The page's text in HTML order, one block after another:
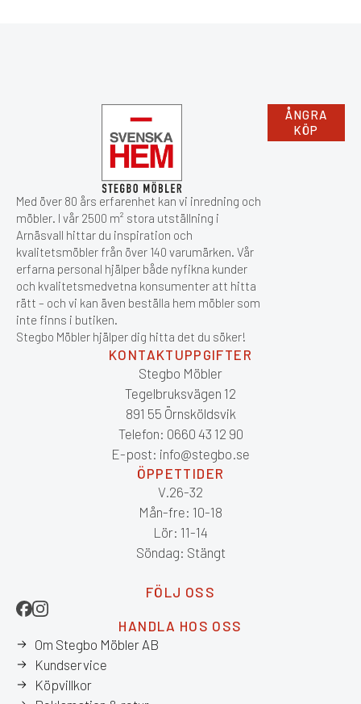
Med över 80 års erfarenhet kan vi inredning och
möbler. I vår 2500 m² stora utställning i
Arnäsvall hittar du inspiration och
kvalitetsmöbler från över 140 varumärken. Vår
erfarna personal hjälper både nyfikna kunder
och kvalitetsmedvetna konsumenter att hitta
rätt – och vi kan även beställa hem möbler som
inte finns i butiken.
Stegbo Möbler hjälper dig hitta det du söker!
ÅNGRA
KÖP
KONTAKTUPPGIFTER
Stegbo Möbler
Tegelbruksvägen 12
891 55 Örnsköldsvik
Telefon: 0660 43 12 90
E-post: info@stegbo.se
ÖPPETTIDER
V.26-32
Mån-fre: 10-18
Lör: 11-14
Söndag: Stängt
FÖLJ OSS
HANDLA HOS OSS
Om Stegbo Möbler AB
Kundservice
Köpvillkor